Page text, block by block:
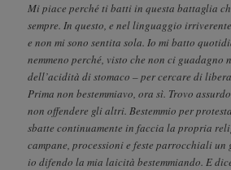
Mi piace perché ti batti in questa battaglia
sempre. In questo, e nel linguaggio
e non mi sono sentita sola. Io mi batto
nemmeno perché, visto che non ci guadagno
dell’acidità di stomaco – per cercare di
Prima non bestemmiavo, ora sì. Trovo
non offendere gli altri. Bestemmio per
sbatte continuamente in faccia la propria
campane, processioni e feste parrocchiali un
io difendo la mia laicità bestemmiando. E